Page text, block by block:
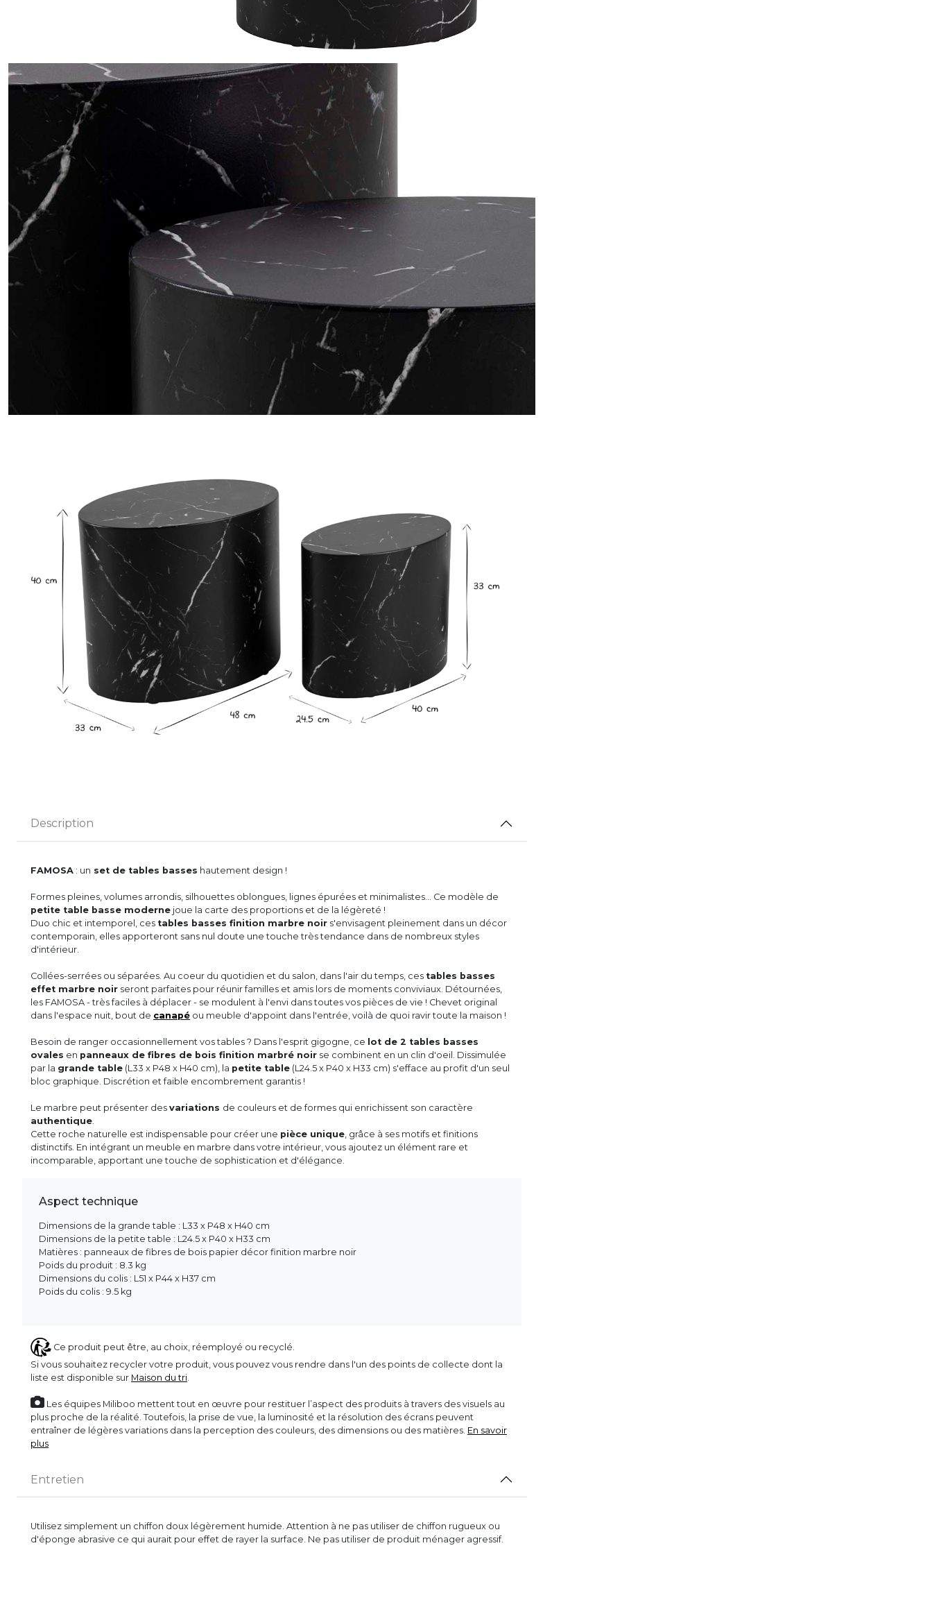
Description
FAMOSA : un set de tables basses hautement design !
Formes pleines, volumes arrondis, silhouettes oblongues, lignes épurées et minimalistes... Ce modèle de
petite table basse moderne joue la carte des proportions et de la légèreté !
Duo chic et intemporel, ces tables basses finition marbre noir s'envisagent pleinement dans un décor
contemporain, elles apporteront sans nul doute une touche très tendance dans de nombreux styles
d'intérieur.
Collées-serrées ou séparées. Au coeur du quotidien et du salon, dans l'air du temps, ces tables basses
effet marbre noir seront parfaites pour réunir familles et amis lors de moments conviviaux. Détournées,
les FAMOSA - très faciles à déplacer - se modulent à l'envi dans toutes vos pièces de vie ! Chevet original
dans l'espace nuit, bout de canapé ou meuble d'appoint dans l'entrée, voilà de quoi ravir toute la maison !
Besoin de ranger occasionnellement vos tables ? Dans l'esprit gigogne, ce lot de 2 tables basses
ovales en panneaux de fibres de bois finition marbré noir se combinent en un clin d'oeil. Dissimulée
par la grande table (L33 x P48 x H40 cm), la petite table (L24.5 x P40 x H33 cm) s'efface au profit d'un seul
bloc graphique. Discrétion et faible encombrement garantis !
Le marbre peut présenter des variations de couleurs et de formes qui enrichissent son caractère
authentique
Cette roche naturelle est indispensable pour créer une pièce unique , grâce à ses motifs et finitions
distinctifs. En intégrant un meuble en marbre dans votre intérieur, vous ajoutez un élément rare et
incomparable, apportant une touche de sophistication et d'élégance.
Aspect technique
Dimensions de la grande table : L33 x P48 x H40 cm
Dimensions de la petite table : L24.5 x P40 x H33 cm
Matières : panneaux de fibres de bois papier décor finition marbre noir
Poids du produit : 8.3 kg
Dimensions du colis : L51 x P44 x H37 cm
Poids du colis : 9.5 kg
Ce produit peut être, au choix, réemployé ou recyclé.
Si vous souhaitez recycler votre produit, vous pouvez vous rendre dans l'un des points de collecte dont la
liste est disponible sur Maison du tri.
Les équipes Miliboo mettent tout en œuvre pour restituer l’aspect des produits à travers des visuels au
plus proche de la réalité. Toutefois, la prise de vue, la luminosité et la résolution des écrans peuvent
entraîner de légères variations dans la perception des couleurs, des dimensions ou des matières. En savoir
plus
Entretien
Utilisez simplement un chiffon doux légèrement humide. Attention à ne pas utiliser de chiffon rugueux ou
d'éponge abrasive ce qui aurait pour effet de rayer la surface. Ne pas utiliser de produit ménager agressif.